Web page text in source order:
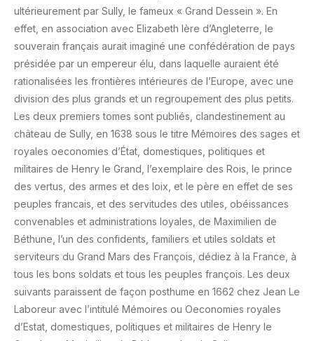
ultérieurement par Sully, le fameux « Grand Dessein ». En
effet, en association avec Elizabeth Ière d’Angleterre, le
souverain français aurait imaginé une confédération de pays
présidée par un empereur élu, dans laquelle auraient été
rationalisées les frontières intérieures de l’Europe, avec une
division des plus grands et un regroupement des plus petits.
Les deux premiers tomes sont publiés, clandestinement au
château de Sully, en 1638 sous le titre Mémoires des sages et
royales oeconomies d’État, domestiques, politiques et
militaires de Henry le Grand, l’exemplaire des Rois, le prince
des vertus, des armes et des loix, et le père en effet de ses
peuples francais, et des servitudes des utiles, obéissances
convenables et administrations loyales, de Maximilien de
Béthune, l’un des confidents, familiers et utiles soldats et
serviteurs du Grand Mars des François, dédiez à la France, à
tous les bons soldats et tous les peuples françois. Les deux
suivants paraissent de façon posthume en 1662 chez Jean Le
Laboreur avec l’intitulé Mémoires ou Oeconomies royales
d’Estat, domestiques, politiques et militaires de Henry le